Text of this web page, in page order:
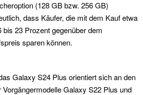
(128 GB bzw. 256 GB)
dass Käufer, die mit dem Kauf etwa
23 Prozent gegenüber dem
sparen können.
Galaxy S24 Plus orientiert sich an den
Galaxy S22 Plus und